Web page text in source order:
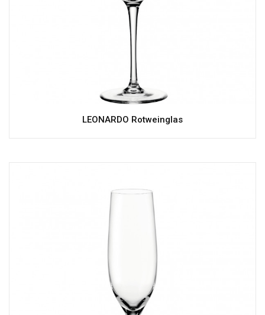
LEONARDO Rotweinglas